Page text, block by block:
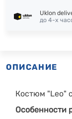
Uklon
до 4-х
ОПИСАНИЕ
Костюм "Leo"
Особенности